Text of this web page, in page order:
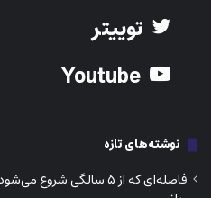
نبرد ناتمام کانادا با خشونت
می‌شوند
فروشگاه‌های خیالی، پول‌های واقعی؛
شکار می‌کند
مکمل آهن شاید خشم و رفتارهای
درباره ارتباط تغذیه و مغز